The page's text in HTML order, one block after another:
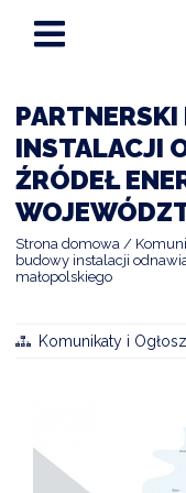
INSTALACJI
ŹRÓDEŁ
Strona domowa
budowy instalacji
małopolskiego
Komunikaty i